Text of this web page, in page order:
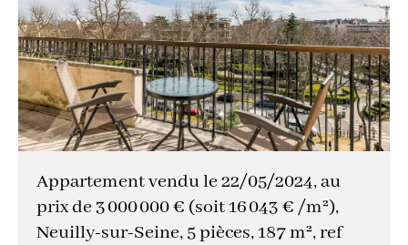
Idéal investisseur (0)
Vues magiques (0)
Trophy property (0)
Propriété de réception (1)
Vendu occupé (0)
Appartement vendu le 22/05/2024, au
prix de 3 000 000 € (soit 16 043 € /m²),
Neuilly-sur-Seine, 5 pièces, 187 m², ref